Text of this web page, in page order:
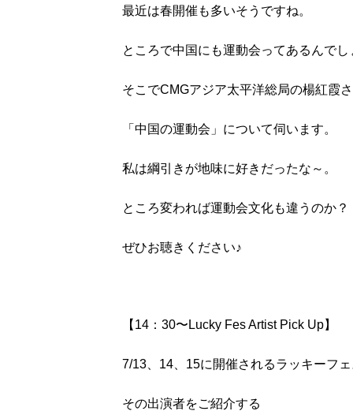
最近は春開催も多いそうですね。
ところで中国にも運動会ってあるんでし
そこでCMGアジア太平洋総局の楊紅霞
「中国の運動会」について伺います。
私は綱引きが地味に好きだったな～。
ところ変われば運動会文化も違うのか？
ぜひお聴きください♪
【14：30〜Lucky Fes Artist Pick Up】
7/13、14、15に開催されるラッキーフェ
その出演者をご紹介する